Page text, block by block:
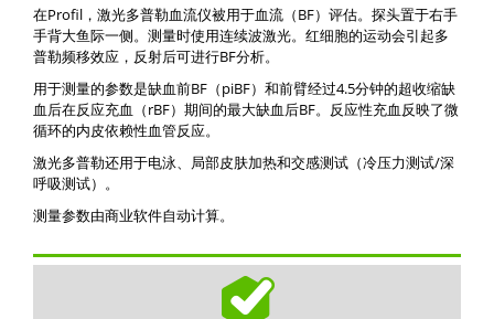
在Profil，激光多普勒血流仪被用于血流（BF）评估。探头置于右手
手背大鱼际一侧。测量时使用连续波激光。红细胞的运动会引起多
普勒频移效应，反射后可进行BF分析。
用于测量的参数是缺血前BF（piBF）和前臂经过4.5分钟的超收缩缺
血后在反应充血（rBF）期间的最大缺血后BF。反应性充血反映了微
循环的内皮依赖性血管反应。
激光多普勒还用于电泳、局部皮肤加热和交感测试（冷压力测试/深
呼吸测试）。
测量参数由商业软件自动计算。